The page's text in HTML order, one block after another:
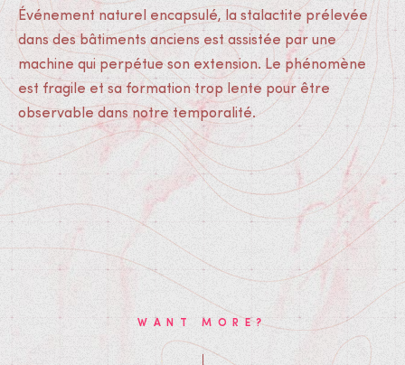
Événement naturel encapsulé, la stalactite prélevée
dans des bâtiments anciens est assistée par une
machine qui perpétue son extension. Le phénomène
est fragile et sa formation trop lente pour être
observable dans notre temporalité.
WANT MORE?